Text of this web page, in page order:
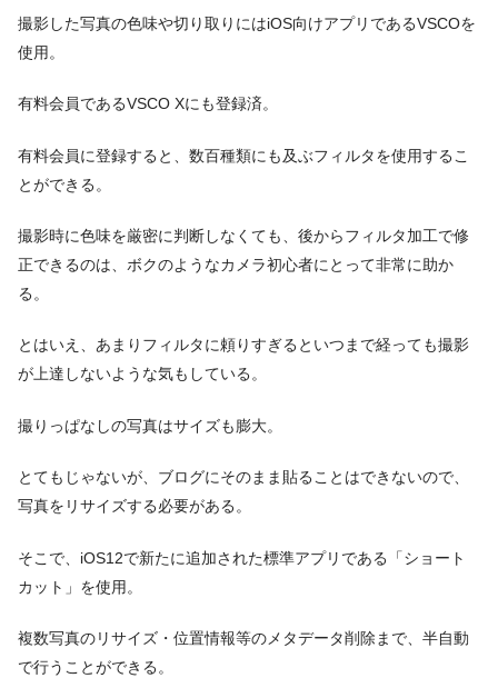
撮影した写真の色味や切り取りにはiOS向けアプリであるVSCOを
使用。
有料会員であるVSCO Xにも登録済。
有料会員に登録すると、数百種類にも及ぶフィルタを使用するこ
とができる。
撮影時に色味を厳密に判断しなくても、後からフィルタ加工で修
正できるのは、ボクのようなカメラ初心者にとって非常に助か
る。
とはいえ、あまりフィルタに頼りすぎるといつまで経っても撮影
が上達しないような気もしている。
撮りっぱなしの写真はサイズも膨大。
とてもじゃないが、ブログにそのまま貼ることはできないので、
写真をリサイズする必要がある。
そこで、iOS12で新たに追加された標準アプリである「ショート
カット」を使用。
複数写真のリサイズ・位置情報等のメタデータ削除まで、半自動
で行うことができる。